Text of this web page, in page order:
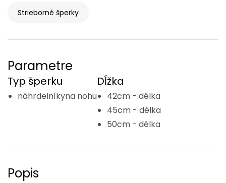
Strieborné šperky
Parametre
Typ šperku
náhrdelníkyna nohu
Dĺžka
42cm - délka
45cm - délka
50cm - délka
Popis